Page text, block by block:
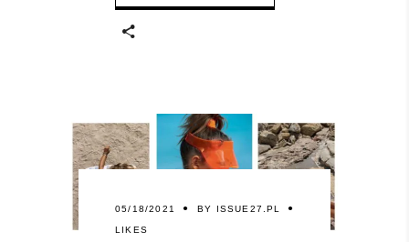
05/18/2021 BY ISSUE27.PL
LIKES